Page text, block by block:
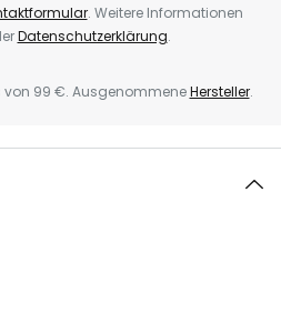
. Weitere Informationen
Datenschutzerklärung.
von 99 €. AusgenommeneHersteller.